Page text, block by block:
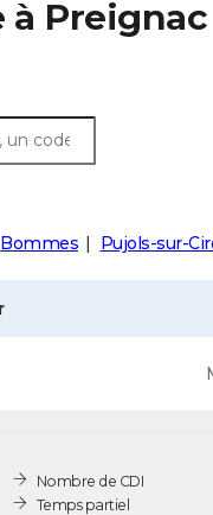
à Preignac
Bommes Pujols-sur-
Nombre de CDI
Temps partiel